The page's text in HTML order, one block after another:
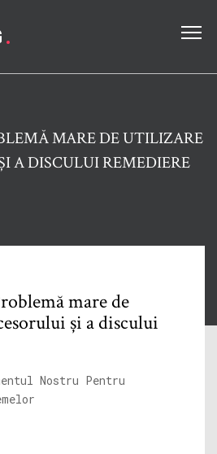
.
MARE DE UTILIZARE
A DISCULUI REMEDIERE
mare de
și a discului
Nostru Pentru